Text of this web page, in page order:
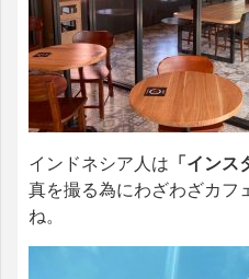
インドネシア人は 「インス
真を撮る為にわざわざカフ
ね。